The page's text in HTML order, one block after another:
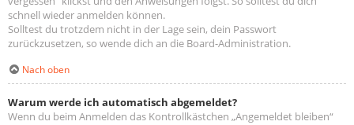
schnell wieder anmelden können.
Solltest du trotzdem nicht in der Lage sein, dein Passwort
zurückzusetzen, so wende dich an die Board-Administration.
Nach oben
Warum werde ich automatisch abgemeldet?
Wenn du beim Anmelden das Kontrollkästchen „Angemeldet bleiben“